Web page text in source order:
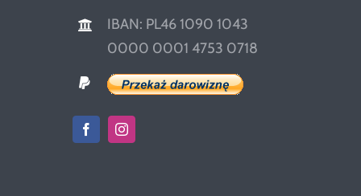
IBAN: PL46 1090 1043
0000 0001 4753 0718